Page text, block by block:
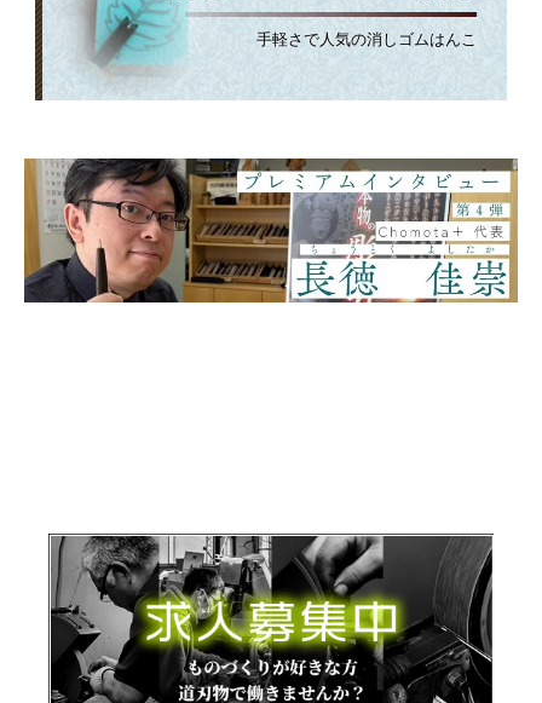
手軽さで人気の消しゴムはんこ